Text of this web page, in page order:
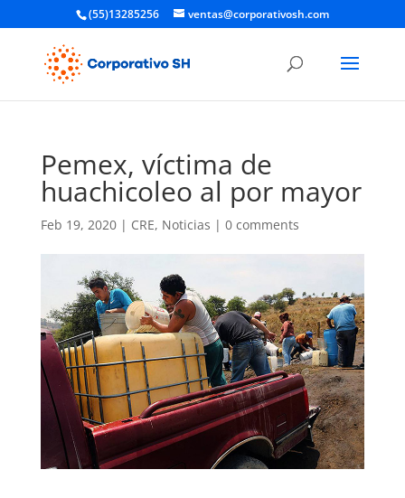
(55)13285256 ventas@corporativosh.com
Pemex, víctima de
huachicoleo al por mayor
Feb 19, 2020| CRE, Noticias | 0 comments